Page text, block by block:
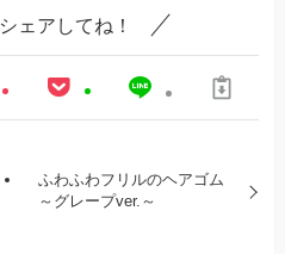
ェアしてね！
ふわふわフリルのヘアゴム
～グレープver.～